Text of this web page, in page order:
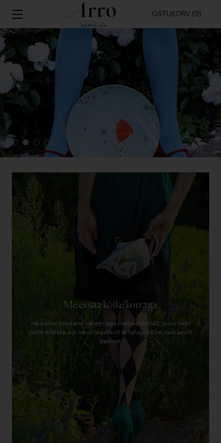
OSTUKORV (0)
Me ei saa kõike korraga
Me parem toodame vähem, aga kvaliteetsemalt. Ja kui hästi
järele mõelda, siis me ju tegelikult ei tahagi kõike, vaid ainult
parimat.